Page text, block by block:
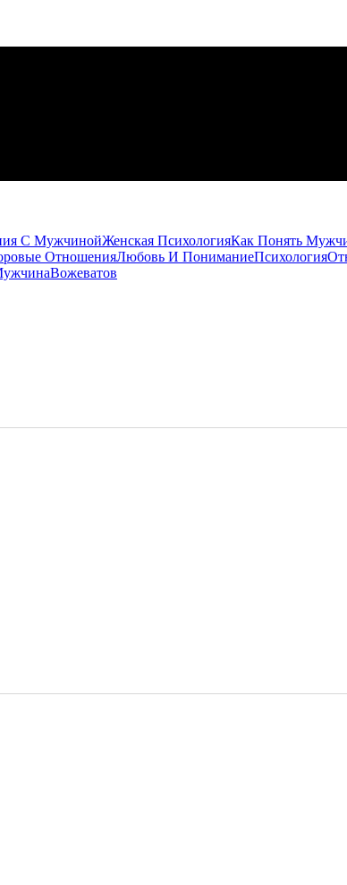
С МужчинойЖенская ПсихологияКак Понять
ОтношенияЛюбовь И ПониманиеПсихология
Вожеватов